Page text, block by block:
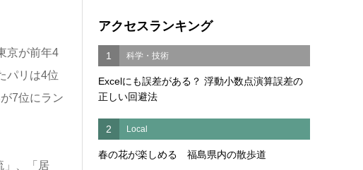
京が前年4
パリは4位
7位にラン
」、「居
アクセスランキング
1 科学・技術
Excelにも誤差がある？ 浮動小数点演算誤差の
正しい回避法
2 Local
春の花が楽しめる 福島県内の散歩道